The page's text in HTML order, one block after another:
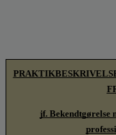
jf. Bekendtgørelse